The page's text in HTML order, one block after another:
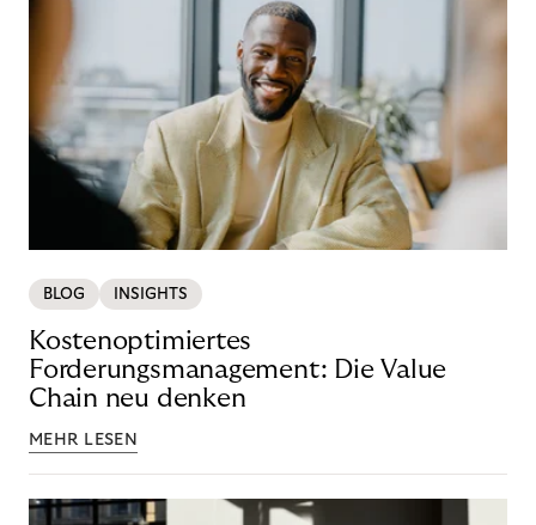
BLOG INSIGHTS
Kostenoptimiertes
Forderungsmanagement: Die Value
Chain neu denken
MEHR LESEN